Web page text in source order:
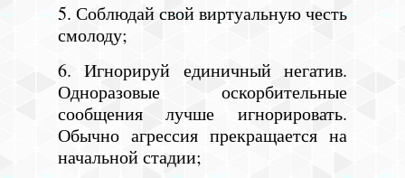
5. Соблюдай свой виртуальную честь
смолоду;
6. Игнорируй единичный негатив.
Одноразовые оскорбительные
сообщения лучше игнорировать.
Обычно агрессия прекращается на
начальной стадии;